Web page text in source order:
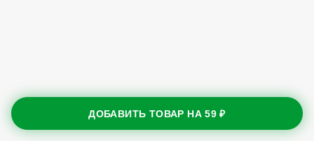
ДОБАВИТЬ ТОВАР НА59 ₽